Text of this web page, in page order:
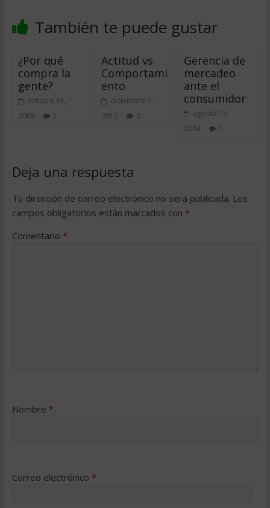
También te puede gustar
¿Por qué
compra la
gente?
octubre 31,
2003
1
Actitud vs
Comportami
ento
diciembre 7,
2012
0
Gerencia de
mercadeo
ante el
consumidor
agosto 15,
2004
1
Deja una respuesta
Tu dirección de correo electrónico no será publicada. Los
campos obligatorios están marcados con *
Comentario *
Nombre *
Correo electrónico *